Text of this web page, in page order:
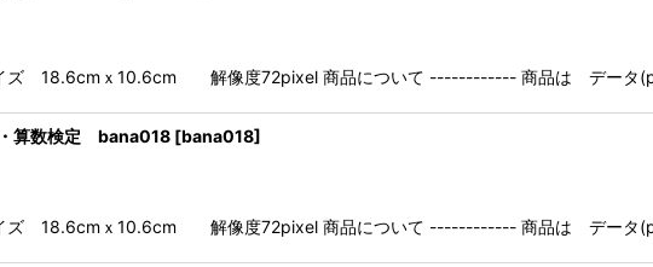
ｘ10.6cm 解像度72pixel 商品について ------------ 商品は データ
算数検定 bana018 [bana018]
ｘ10.6cm 解像度72pixel 商品について ------------ 商品は データ